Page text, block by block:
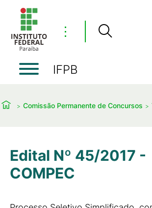
⋮
IFPB
Comissão Permanente de Concursos
Edital Nº 45/2017 -
COMPEC